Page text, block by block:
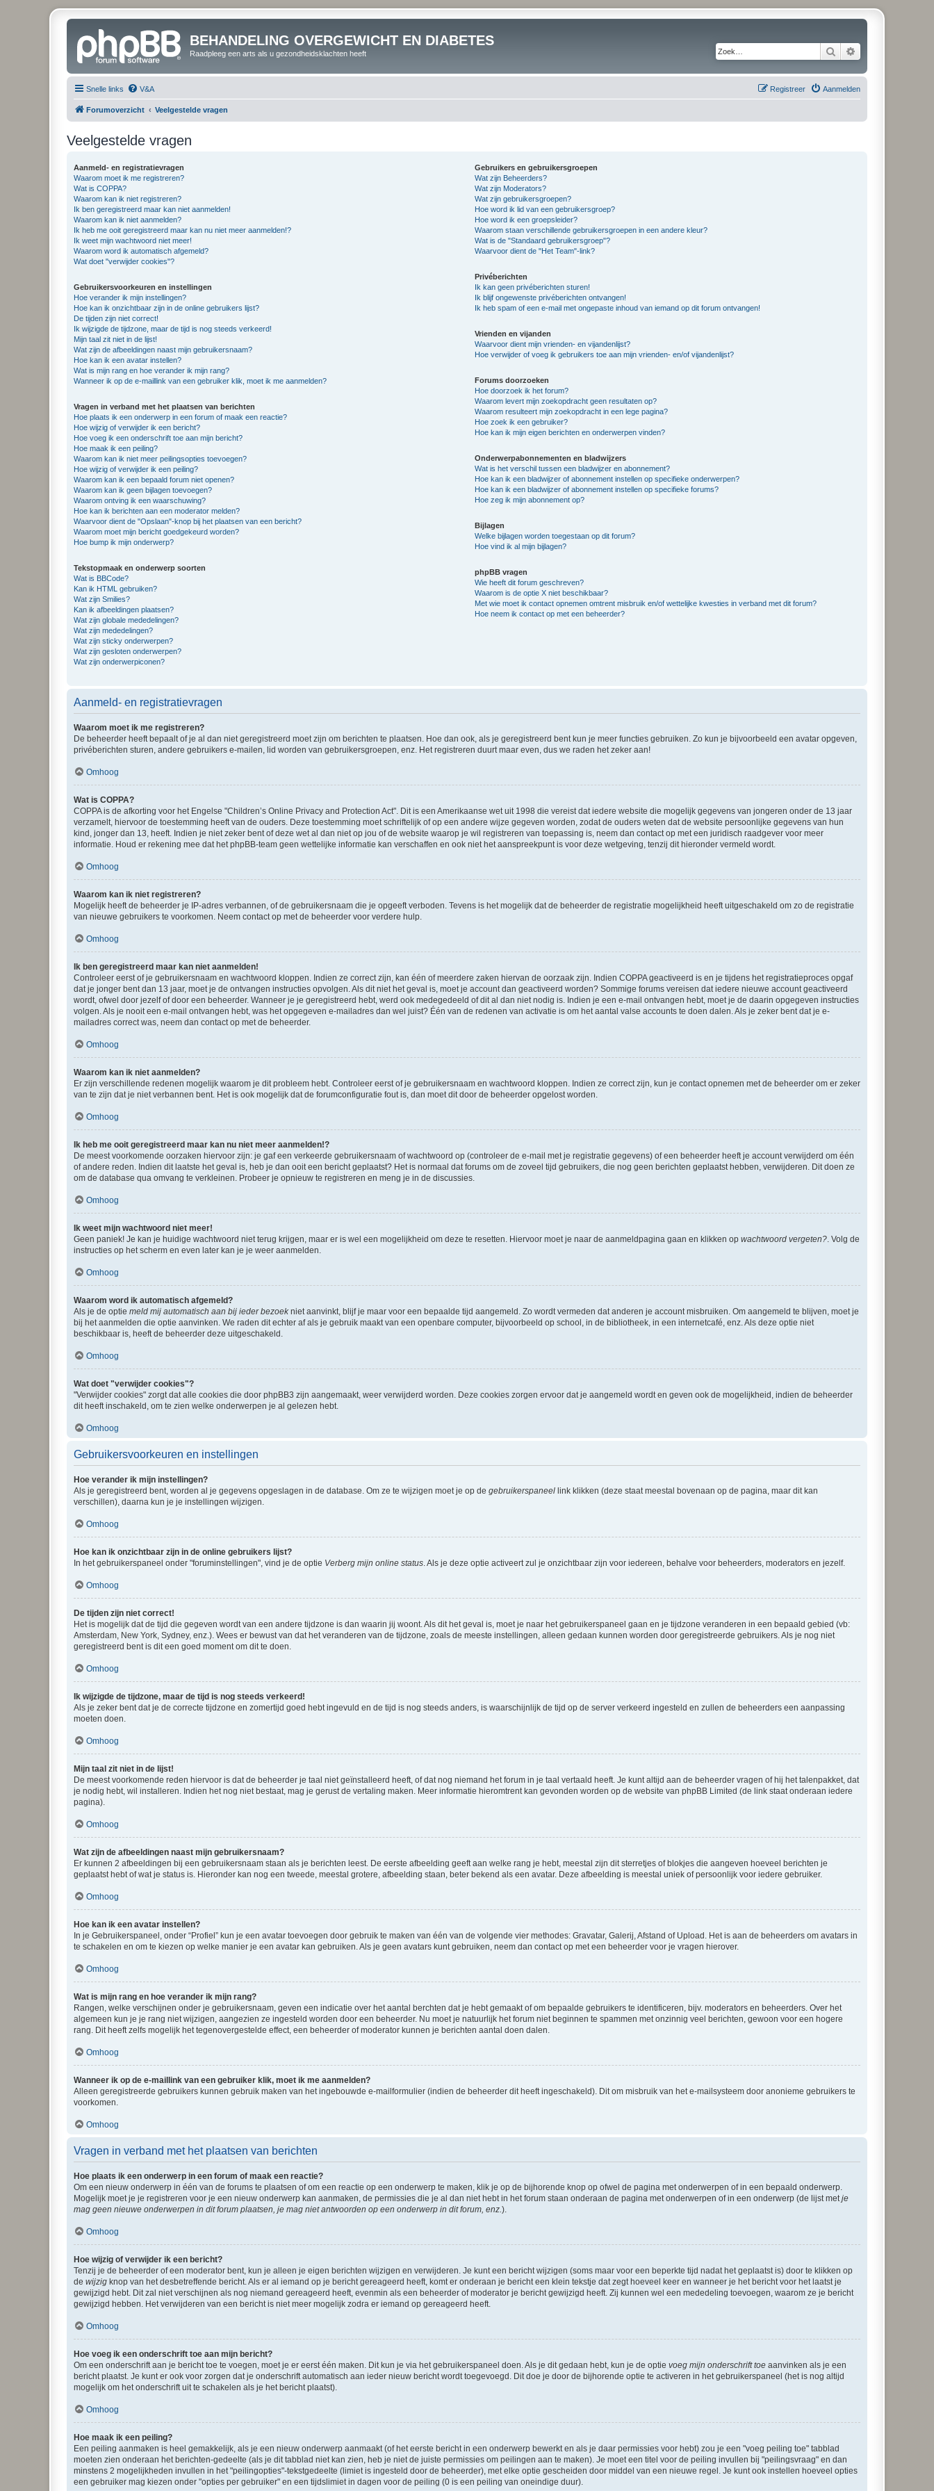
BEHANDELING OVERGEWICHT EN DIABETES
Raadpleeg een arts als u gezondheidsklachten heeft Zoek
Snelle links V&A Aanmelden
Registreer
Forumoverzicht Veelgestelde vragen
Veelgestelde vragen
Aanmeld- en registratievragen
Waarom moet ik me registreren?
Wat is COPPA?
Waarom kan ik niet registreren?
Ik ben geregistreerd maar kan niet aanmelden!
Waarom kan ik niet aanmelden?
Ik heb me ooit geregistreerd maar kan nu niet meer aanmelden!?
Ik weet mijn wachtwoord niet meer!
Waarom word ik automatisch afgemeld?
Wat doet "verwijder cookies"?
Gebruikersvoorkeuren en instellingen
Hoe verander ik mijn instellingen?
Hoe kan ik onzichtbaar zijn in de online gebruikers lijst?
De tijden zijn niet correct!
Ik wijzigde de tijdzone, maar de tijd is nog steeds verkeerd!
Mijn taal zit niet in de lijst!
Wat zijn de afbeeldingen naast mijn gebruikersnaam?
Hoe kan ik een avatar instellen?
Wat is mijn rang en hoe verander ik mijn rang?
Wanneer ik op de e-maillink van een gebruiker klik, moet ik me aanmelden?
Vragen in verband met het plaatsen van berichten
Hoe plaats ik een onderwerp in een forum of maak een reactie?
Hoe wijzig of verwijder ik een bericht?
Hoe voeg ik een onderschrift toe aan mijn bericht?
Hoe maak ik een peiling?
Waarom kan ik niet meer peilingsopties toevoegen?
Hoe wijzig of verwijder ik een peiling?
Waarom kan ik een bepaald forum niet openen?
Waarom kan ik geen bijlagen toevoegen?
Waarom ontving ik een waarschuwing?
Hoe kan ik berichten aan een moderator melden?
Waarvoor dient de "Opslaan"-knop bij het plaatsen van een bericht?
Waarom moet mijn bericht goedgekeurd worden?
Hoe bump ik mijn onderwerp?
Tekstopmaak en onderwerp soorten
Wat is BBCode?
Kan ik HTML gebruiken?
Wat zijn Smilies?
Kan ik afbeeldingen plaatsen?
Wat zijn globale mededelingen?
Wat zijn mededelingen?
Wat zijn sticky onderwerpen?
Wat zijn gesloten onderwerpen?
Wat zijn onderwerpiconen?
Gebruikers en gebruikersgroepen
Wat zijn Beheerders?
Wat zijn Moderators?
Wat zijn gebruikersgroepen?
Hoe word ik lid van een gebruikersgroep?
Hoe word ik een groepsleider?
Waarom staan verschillende gebruikersgroepen in een andere kleur?
Wat is de "Standaard gebruikersgroep"?
Waarvoor dient de "Het Team"-link?
Privéberichten
Ik kan geen privéberichten sturen!
Ik blijf ongewenste privéberichten ontvangen!
Ik heb spam of een e-mail met ongepaste inhoud van iemand op dit forum ontvangen!
Vrienden en vijanden
Waarvoor dient mijn vrienden- en vijandenlijst?
Hoe verwijder of voeg ik gebruikers toe aan mijn vrienden- en/of vijandenlijst?
Forums doorzoeken
Hoe doorzoek ik het forum?
Waarom levert mijn zoekopdracht geen resultaten op?
Waarom resulteert mijn zoekopdracht in een lege pagina?
Hoe zoek ik een gebruiker?
Hoe kan ik mijn eigen berichten en onderwerpen vinden?
Onderwerpabonnementen en bladwijzers
Wat is het verschil tussen een bladwijzer en abonnement?
Hoe kan ik een bladwijzer of abonnement instellen op specifieke onderwerpen?
Hoe kan ik een bladwijzer of abonnement instellen op specifieke forums?
Hoe zeg ik mijn abonnement op?
Bijlagen
Welke bijlagen worden toegestaan op dit forum?
Hoe vind ik al mijn bijlagen?
phpBB vragen
Wie heeft dit forum geschreven?
Waarom is de optie X niet beschikbaar?
Met wie moet ik contact opnemen omtrent misbruik en/of wettelijke kwesties in verband met dit forum?
Hoe neem ik contact op met een beheerder?
Aanmeld- en registratievragen
Waarom moet ik me registreren?
De beheerder heeft bepaalt of je al dan niet geregistreerd moet zijn om berichten te plaatsen. Hoe dan ook, als je geregistreerd bent kun je meer functies gebruiken. Zo kun je bijvoorbeeld een avatar opgeven,
privéberichten sturen, andere gebruikers e-mailen, lid worden van gebruikersgroepen, enz. Het registreren duurt maar even, dus we raden het zeker aan!
Omhoog
Wat is COPPA?
COPPA is de afkorting voor het Engelse "Children’s Online Privacy and Protection Act". Dit is een Amerikaanse wet uit 1998 die vereist dat iedere website die mogelijk gegevens van jongeren onder de 13 jaar
verzamelt, hiervoor de toestemming heeft van de ouders. Deze toestemming moet schriftelijk of op een andere wijze gegeven worden, zodat de ouders weten dat de website persoonlijke gegevens van hun
kind, jonger dan 13, heeft. Indien je niet zeker bent of deze wet al dan niet op jou of de website waarop je wil registreren van toepassing is, neem dan contact op met een juridisch raadgever voor meer
informatie. Houd er rekening mee dat het phpBB-team geen wettelijke informatie kan verschaffen en ook niet het aanspreekpunt is voor deze wetgeving, tenzij dit hieronder vermeld wordt.
Omhoog
Waarom kan ik niet registreren?
Mogelijk heeft de beheerder je IP-adres verbannen, of de gebruikersnaam die je opgeeft verboden. Tevens is het mogelijk dat de beheerder de registratie mogelijkheid heeft uitgeschakeld om zo de registratie
van nieuwe gebruikers te voorkomen. Neem contact op met de beheerder voor verdere hulp.
Omhoog
Ik ben geregistreerd maar kan niet aanmelden!
Controleer eerst of je gebruikersnaam en wachtwoord kloppen. Indien ze correct zijn, kan één of meerdere zaken hiervan de oorzaak zijn. Indien COPPA geactiveerd is en je tijdens het registratieproces opgaf
dat je jonger bent dan 13 jaar, moet je de ontvangen instructies opvolgen. Als dit niet het geval is, moet je account dan geactiveerd worden? Sommige forums vereisen dat iedere nieuwe account geactiveerd
wordt, ofwel door jezelf of door een beheerder. Wanneer je je geregistreerd hebt, werd ook medegedeeld of dit al dan niet nodig is. Indien je een e-mail ontvangen hebt, moet je de daarin opgegeven instructies
volgen. Als je nooit een e-mail ontvangen hebt, was het opgegeven e-mailadres dan wel juist? Één van de redenen van activatie is om het aantal valse accounts te doen dalen. Als je zeker bent dat je e-
mailadres correct was, neem dan contact op met de beheerder.
Omhoog
Waarom kan ik niet aanmelden?
Er zijn verschillende redenen mogelijk waarom je dit probleem hebt. Controleer eerst of je gebruikersnaam en wachtwoord kloppen. Indien ze correct zijn, kun je contact opnemen met de beheerder om er zeker
van te zijn dat je niet verbannen bent. Het is ook mogelijk dat de forumconfiguratie fout is, dan moet dit door de beheerder opgelost worden.
Omhoog
Ik heb me ooit geregistreerd maar kan nu niet meer aanmelden!?
De meest voorkomende oorzaken hiervoor zijn: je gaf een verkeerde gebruikersnaam of wachtwoord op (controleer de e-mail met je registratie gegevens) of een beheerder heeft je account verwijderd om één
of andere reden. Indien dit laatste het geval is, heb je dan ooit een bericht geplaatst? Het is normaal dat forums om de zoveel tijd gebruikers, die nog geen berichten geplaatst hebben, verwijderen. Dit doen ze
om de database qua omvang te verkleinen. Probeer je opnieuw te registreren en meng je in de discussies.
Omhoog
Ik weet mijn wachtwoord niet meer!
Geen paniek! Je kan je huidige wachtwoord niet terug krijgen, maar er is wel een mogelijkheid om deze te resetten. Hiervoor moet je naar de aanmeldpagina gaan en klikken op wachtwoord vergeten? . Volg de
instructies op het scherm en even later kan je je weer aanmelden.
Omhoog
Waarom word ik automatisch afgemeld?
Als je de optie meld mij automatisch aan bij ieder bezoekniet aanvinkt, blijf je maar voor een bepaalde tijd aangemeld. Zo wordt vermeden dat anderen je account misbruiken. Om aangemeld te blijven, moet je
bij het aanmelden die optie aanvinken. We raden dit echter af als je gebruik maakt van een openbare computer, bijvoorbeeld op school, in de bibliotheek, in een internetcafé, enz. Als deze optie niet
beschikbaar is, heeft de beheerder deze uitgeschakeld.
Omhoog
Wat doet "verwijder cookies"?
"Verwijder cookies" zorgt dat alle cookies die door phpBB3 zijn aangemaakt, weer verwijderd worden. Deze cookies zorgen ervoor dat je aangemeld wordt en geven ook de mogelijkheid, indien de beheerder
dit heeft inschakeld, om te zien welke onderwerpen je al gelezen hebt.
Omhoog
Gebruikersvoorkeuren en instellingen
Hoe verander ik mijn instellingen?
Als je geregistreerd bent, worden al je gegevens opgeslagen in de database. Om ze te wijzigen moet je op de gebruikerspaneel link klikken (deze staat meestal bovenaan op de pagina, maar dit kan
verschillen), daarna kun je je instellingen wijzigen.
Omhoog
Hoe kan ik onzichtbaar zijn in de online gebruikers lijst?
In het gebruikerspaneel onder "foruminstellingen", vind je de optie Verberg mijn online status . Als je deze optie activeert zul je onzichtbaar zijn voor iedereen, behalve voor beheerders, moderators en jezelf.
Omhoog
De tijden zijn niet correct!
Het is mogelijk dat de tijd die gegeven wordt van een andere tijdzone is dan waarin jij woont. Als dit het geval is, moet je naar het gebruikerspaneel gaan en je tijdzone veranderen in een bepaald gebied (vb:
Amsterdam, New York, Sydney, enz.). Wees er bewust van dat het veranderen van de tijdzone, zoals de meeste instellingen, alleen gedaan kunnen worden door geregistreerde gebruikers. Als je nog niet
geregistreerd bent is dit een goed moment om dit te doen.
Omhoog
Ik wijzigde de tijdzone, maar de tijd is nog steeds verkeerd!
Als je zeker bent dat je de correcte tijdzone en zomertijd goed hebt ingevuld en de tijd is nog steeds anders, is waarschijnlijk de tijd op de server verkeerd ingesteld en zullen de beheerders een aanpassing
moeten doen.
Omhoog
Mijn taal zit niet in de lijst!
De meest voorkomende reden hiervoor is dat de beheerder je taal niet geïnstalleerd heeft, of dat nog niemand het forum in je taal vertaald heeft. Je kunt altijd aan de beheerder vragen of hij het talenpakket, dat
je nodig hebt, wil installeren. Indien het nog niet bestaat, mag je gerust de vertaling maken. Meer informatie hieromtrent kan gevonden worden op de website van phpBB Limited (de link staat onderaan iedere
pagina).
Omhoog
Wat zijn de afbeeldingen naast mijn gebruikersnaam?
Er kunnen 2 afbeeldingen bij een gebruikersnaam staan als je berichten leest. De eerste afbeelding geeft aan welke rang je hebt, meestal zijn dit sterretjes of blokjes die aangeven hoeveel berichten je
geplaatst hebt of wat je status is. Hieronder kan nog een tweede, meestal grotere, afbeelding staan, beter bekend als een avatar. Deze afbeelding is meestal uniek of persoonlijk voor iedere gebruiker.
Omhoog
Hoe kan ik een avatar instellen?
In je Gebruikerspaneel, onder “Profiel” kun je een avatar toevoegen door gebruik te maken van één van de volgende vier methodes: Gravatar, Galerij, Afstand of Upload. Het is aan de beheerders om avatars in
te schakelen en om te kiezen op welke manier je een avatar kan gebruiken. Als je geen avatars kunt gebruiken, neem dan contact op met een beheerder voor je vragen hierover.
Omhoog
Wat is mijn rang en hoe verander ik mijn rang?
Rangen, welke verschijnen onder je gebruikersnaam, geven een indicatie over het aantal berchten dat je hebt gemaakt of om bepaalde gebruikers te identificeren, bijv. moderators en beheerders. Over het
algemeen kun je je rang niet wijzigen, aangezien ze ingesteld worden door een beheerder. Nu moet je natuurlijk het forum niet beginnen te spammen met onzinnig veel berichten, gewoon voor een hogere
rang. Dit heeft zelfs mogelijk het tegenovergestelde effect, een beheerder of moderator kunnen je berichten aantal doen dalen.
Omhoog
Wanneer ik op de e-maillink van een gebruiker klik, moet ik me aanmelden?
Alleen geregistreerde gebruikers kunnen gebruik maken van het ingebouwde e-mailformulier (indien de beheerder dit heeft ingeschakeld). Dit om misbruik van het e-mailsysteem door anonieme gebruikers te
voorkomen.
Omhoog
Vragen in verband met het plaatsen van berichten
Hoe plaats ik een onderwerp in een forum of maak een reactie?
Om een nieuw onderwerp in één van de forums te plaatsen of om een reactie op een onderwerp te maken, klik je op de bijhorende knop op ofwel de pagina met onderwerpen of in een bepaald onderwerp.
Mogelijk moet je je registreren voor je een nieuw onderwerp kan aanmaken, de permissies die je al dan niet hebt in het forum staan onderaan de pagina met onderwerpen of in een onderwerp (de lijst met je
mag geen nieuwe onderwerpen in dit forum plaatsen, je mag niet antwoorden op een onderwerp in dit forum, enz. ).
Omhoog
Hoe wijzig of verwijder ik een bericht?
Tenzij je de beheerder of een moderator bent, kun je alleen je eigen berichten wijzigen en verwijderen. Je kunt een bericht wijzigen (soms maar voor een beperkte tijd nadat het geplaatst is) door te klikken op
de wijzig knop van het desbetreffende bericht. Als er al iemand op je bericht gereageerd heeft, komt er onderaan je bericht een klein tekstje dat zegt hoeveel keer en wanneer je het bericht voor het laatst je
gewijzigd hebt. Dit zal niet verschijnen als nog niemand gereageerd heeft, evenmin als een beheerder of moderator je bericht gewijzigd heeft. Zij kunnen wel een mededeling toevoegen, waarom ze je bericht
gewijzigd hebben. Het verwijderen van een bericht is niet meer mogelijk zodra er iemand op gereageerd heeft.
Omhoog
Hoe voeg ik een onderschrift toe aan mijn bericht?
Om een onderschrift aan je bericht toe te voegen, moet je er eerst één maken. Dit kun je via het gebruikerspaneel doen. Als je dit gedaan hebt, kun je de optie voeg mijn onderschrift toe aanvinken als je een
bericht plaatst. Je kunt er ook voor zorgen dat je onderschrift automatisch aan ieder nieuw bericht wordt toegevoegd. Dit doe je door de bijhorende optie te activeren in het gebruikerspaneel (het is nog altijd
mogelijk om het onderschrift uit te schakelen als je het bericht plaatst).
Omhoog
Hoe maak ik een peiling?
Een peiling aanmaken is heel gemakkelijk, als je een nieuw onderwerp aanmaakt (of het eerste bericht in een onderwerp bewerkt en als je daar permissies voor hebt) zou je een "voeg peiling toe" tabblad
moeten zien onderaan het berichten-gedeelte (als je dit tabblad niet kan zien, heb je niet de juiste permissies om peilingen aan te maken). Je moet een titel voor de peiling invullen bij "peilingsvraag" en dan
minstens 2 mogelijkheden invullen in het "peilingopties"-tekstgedeelte (limiet is ingesteld door de beheerder), met elke optie gescheiden door middel van een nieuwe regel. Je kunt ook instellen hoeveel opties
een gebruiker mag kiezen onder "opties per gebruiker" en een tijdslimiet in dagen voor de peiling (0 is een peiling van oneindige duur).